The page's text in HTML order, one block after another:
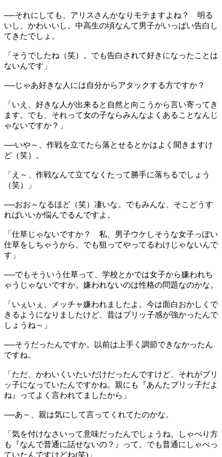
──それにしても、アリスさんかなりモテますよね？ 明る
いし、かわいいし。中高生の頃なんて男子がいっぱい告白し
てきたでしょ。
「そうでしたね（笑）。でも告白されて好きになったことは
ないんです」
──じゃあ好きな人には自分からアタックする方ですか？
「いえ、好きな人が出来ると自然と向こうから言い寄ってき
ます。でも、それって女の子ならみんなよくあることなんじ
ゃないですか？」
──いや～、作戦を立てたら落とせるとかはよく聞きますけ
ど（笑）。
「え～、作戦なんて立てなくたって勝手に落ちるでしょう
（笑）」
──おお～なるほど（笑）凄いな。でもみんな、そこどうす
ればいいか悩んでるんですよ。
「仕草じゃないですか？ 私、男子ウケしそうな女子っぽい
仕草をしちゃうから。でも狙ってやってるわけじゃないんで
す」
──でもそういう仕草って、学校とかでは女子から嫌われち
ゃうじゃないですか。嫌われないのは性格の問題なのかな。
「いぇいぇ、メッチャ嫌われましたよ。今は面白おかしくで
きるようになりましたけど、昔はブリッ子感が強かったんで
しょうね～」
──そうだったんですか。以前は上手く調節できなかったん
ですね。
「ただ、かわいくいたいだけだったんですけど、それがブリ
ッ子になっていたんですかね。親にも『あんたブリッ子だよ
ね』ってよく言われてましたから」
──あ～、親は気にして言ってくれてたのかな。
「気を付けなさいって意味だったんでしょうね。しゃべり方
も『なんで普通に話せないの？』って。でも普通にしゃべっ
ていたんですけどね(笑)」